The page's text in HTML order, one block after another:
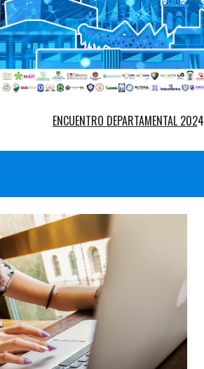
ENCUENTRO DEPARTAMENTAL 2024